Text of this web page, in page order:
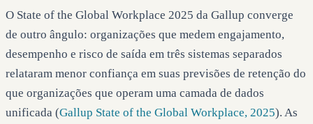
O State of the Global Workplace 2025 da Gallup converge
de outro ângulo: organizações que medem engajamento,
desempenho e risco de saída em três sistemas separados
relataram menor confiança em suas previsões de retenção do
que organizações que operam uma camada de dados
unificada (Gallup State of the Global Workplace, 2025). As